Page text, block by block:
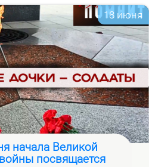
18 июня
начала Великой
посвящается